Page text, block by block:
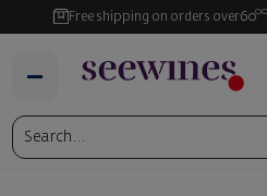
Free shipping on orders over6000